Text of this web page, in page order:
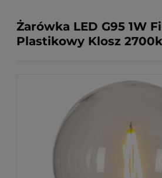
Żarówka LED G95 1W
Plastikowy Klosz 2700k